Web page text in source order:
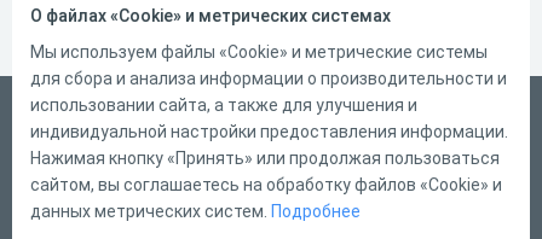
Русский
Справка
Форма обратной связи
О файлах «Cookie» и метрических системах
Мы используем файлы «Cookie» и метрические системы
для сбора и анализа информации о производительности и
использовании сайта, а также для улучшения и
индивидуальной настройки предоставления информации.
Нажимая кнопку «Принять» или продолжая пользоваться
сайтом, вы соглашаетесь на обработку файлов «Cookie» и
данных метрических систем. Подробнее